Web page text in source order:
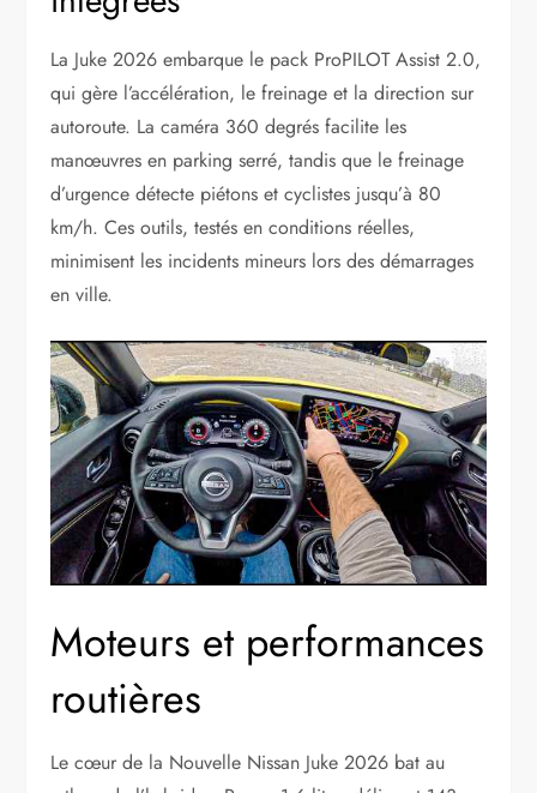
La Juke 2026 embarque le pack ProPILOT Assist 2.0,
qui gère l’accélération, le freinage et la direction sur
autoroute. La caméra 360 degrés facilite les
manœuvres en parking serré, tandis que le freinage
d’urgence détecte piétons et cyclistes jusqu’à 80
km/h. Ces outils, testés en conditions réelles,
minimisent les incidents mineurs lors des démarrages
en ville.
Moteurs et performances
routières
Le cœur de la Nouvelle Nissan Juke 2026 bat au